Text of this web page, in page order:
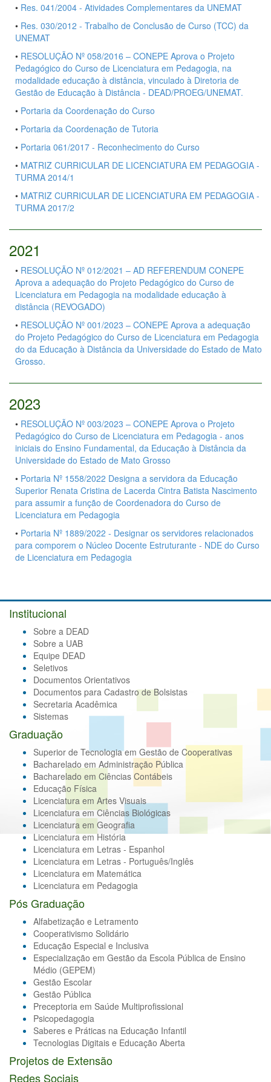
• Res. 041/2004 - Atividades Complementares da UNEMAT
• Res. 030/2012 - Trabalho de Conclusão de Curso (TCC) da
UNEMAT
• RESOLUÇÃO Nº 058/2016 – CONEPE Aprova o Projeto
Pedagógico do Curso de Licenciatura em Pedagogia, na
modalidade educação à distância, vinculado à Diretoria de
Gestão de Educação à Distância - DEAD/PROEG/UNEMAT.
• Portaria da Coordenação do Curso
• Portaria da Coordenação de Tutoria
• Portaria 061/2017 - Reconhecimento do Curso
• MATRIZ CURRICULAR DE LICENCIATURA EM PEDAGOGIA -
TURMA 2014/1
• MATRIZ CURRICULAR DE LICENCIATURA EM PEDAGOGIA -
TURMA 2017/2
2021
• RESOLUÇÃO Nº 012/2021 – AD REFERENDUM CONEPE
Aprova a adequação do Projeto Pedagógico do Curso de
Licenciatura em Pedagogia na modalidade educação à
distância (REVOGADO)
• RESOLUÇÃO Nº 001/2023 – CONEPE Aprova a adequação
do Projeto Pedagógico do Curso de Licenciatura em Pedagogia
do da Educação à Distância da Universidade do Estado de Mato
Grosso.
2023
• RESOLUÇÃO Nº 003/2023 – CONEPE Aprova o Projeto
Pedagógico do Curso de Licenciatura em Pedagogia - anos
iniciais do Ensino Fundamental, da Educação à Distância da
Universidade do Estado de Mato Grosso
• Portaria Nº 1558/2022 Designa a servidora da Educação
Superior Renata Cristina de Lacerda Cintra Batista Nascimento
para assumir a função de Coordenadora do Curso de
Licenciatura em Pedagogia
• Portaria Nº 1889/2022 - Designar os servidores relacionados
para comporem o Núcleo Docente Estruturante - NDE do Curso
de Licenciatura em Pedagogia
Institucional
Sobre a DEAD
Sobre a UAB
Equipe DEAD
Seletivos
Documentos Orientativos
Documentos para Cadastro de Bolsistas
Secretaria Acadêmica
Sistemas
Graduação
Superior de Tecnologia em Gestão de Cooperativas
Bacharelado em Administração Pública
Bacharelado em Ciências Contábeis
Educação Física
Licenciatura em Artes Visuais
Licenciatura em Ciências Biológicas
Licenciatura em Geografia
Licenciatura em História
Licenciatura em Letras - Espanhol
Licenciatura em Letras - Português/Inglês
Licenciatura em Matemática
Licenciatura em Pedagogia
Pós Graduação
Alfabetização e Letramento
Cooperativismo Solidário
Educação Especial e Inclusiva
Especialização em Gestão da Escola Pública de Ensino
Médio (GEPEM)
Gestão Escolar
Gestão Pública
Preceptoria em Saúde Multiprofissional
Psicopedagogia
Saberes e Práticas na Educação Infantil
Tecnologias Digitais e Educação Aberta
Projetos de Extensão
Redes Sociais